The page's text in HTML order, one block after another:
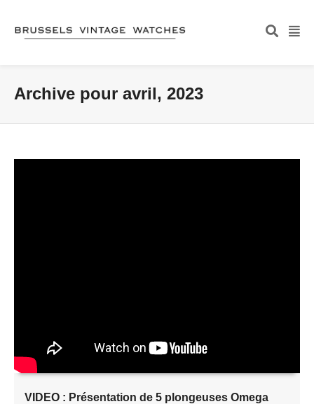
Archive pour avril, 2023
VIDEO : Présentation de 5 plongeuses Omega